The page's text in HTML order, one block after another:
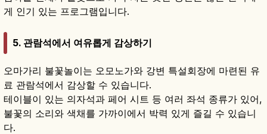
게 인기 있는 프로그램입니다.
5. 관람석에서 여유롭게 감상하기
오마가리 불꽃놀이는 오모노가와 강변 특설회장에 마련된 유
료 관람석에서 감상할 수 있습니다.
테이블이 있는 의자석과 페어 시트 등 여러 좌석 종류가 있어,
불꽃의 소리와 색채를 가까이에서 박력 있게 즐길 수 있습니
다.